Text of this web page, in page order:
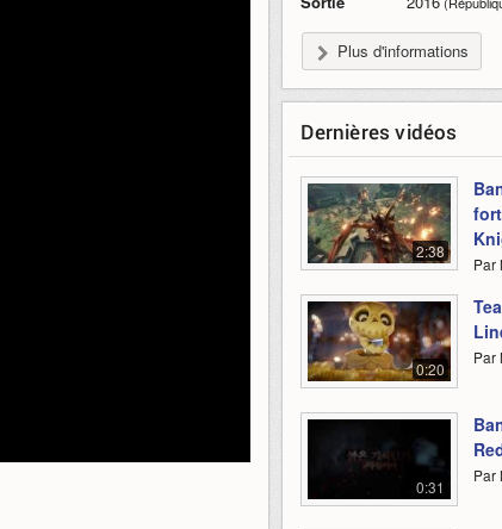
Plus d'informations
Dernières vidéos
2:38
Par
0:20
Par
0:31
Par